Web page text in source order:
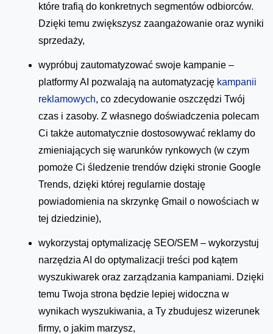
które trafią do konkretnych segmentów odbiorców.
Dzięki temu zwiększysz zaangażowanie oraz wyniki
sprzedaży,
wypróbuj zautomatyzować swoje kampanie –
platformy AI pozwalają na automatyzację kampanii
reklamowych, co zdecydowanie oszczędzi Twój
czas i zasoby. Z własnego doświadczenia polecam
Ci także automatycznie dostosowywać reklamy do
zmieniających się warunków rynkowych (w czym
pomoże Ci śledzenie trendów dzięki stronie Google
Trends, dzięki której regularnie dostaję
powiadomienia na skrzynkę Gmail o nowościach w
tej dziedzinie),
wykorzystaj optymalizację SEO/SEM – wykorzystuj
narzędzia AI do optymalizacji treści pod kątem
wyszukiwarek oraz zarządzania kampaniami. Dzięki
temu Twoja strona będzie lepiej widoczna w
wynikach wyszukiwania, a Ty zbudujesz wizerunek
firmy, o jakim marzysz,